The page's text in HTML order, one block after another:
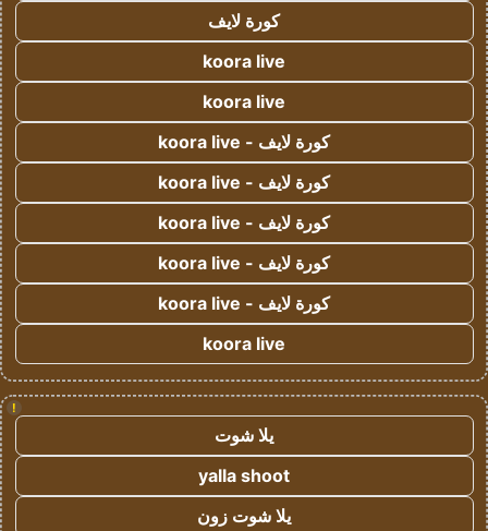
كورة لايف
koora live
koora live
كورة لايف - koora live
كورة لايف - koora live
كورة لايف - koora live
كورة لايف - koora live
كورة لايف - koora live
koora live
!
يلا شوت
yalla shoot
يلا شوت زون